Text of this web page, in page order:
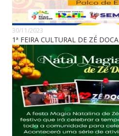
30/11/2023
1ª FEIRA CULTURAL DE ZÉ DOCA